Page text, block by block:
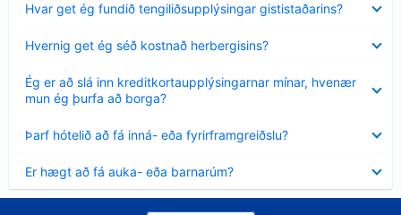
Hvar get ég fundið tengiliðsupplýsingar gististaðarins?
sýnt
Hvernig get ég séð kostnað herbergisins?
sýnt
Ég er að slá inn kreditkortaupplýsingarnar mínar, hvenær
mun ég þurfa að borga?
Minna
sýnt
Þarf hótelið að fá inná- eða fyrirframgreiðslu?
sýnt
Er hægt að fá auka- eða barnarúm?
sýnt